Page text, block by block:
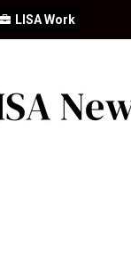
LISA Work